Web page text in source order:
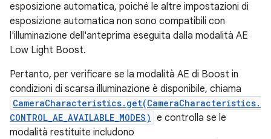
esposizione automatica, poiché le altre impostazioni di
esposizione automatica non sono compatibili con
l'illuminazione dell'anteprima eseguita dalla modalità AE
Low Light Boost.
Pertanto, per verificare se la modalità AE di Boost in
condizioni di scarsa illuminazione è disponibile, chiama
CameraCharacteristics.get(CameraCharacteristics.
CONTROL_AE_AVAILABLE_MODES) e controlla se le
modalità restituite includono